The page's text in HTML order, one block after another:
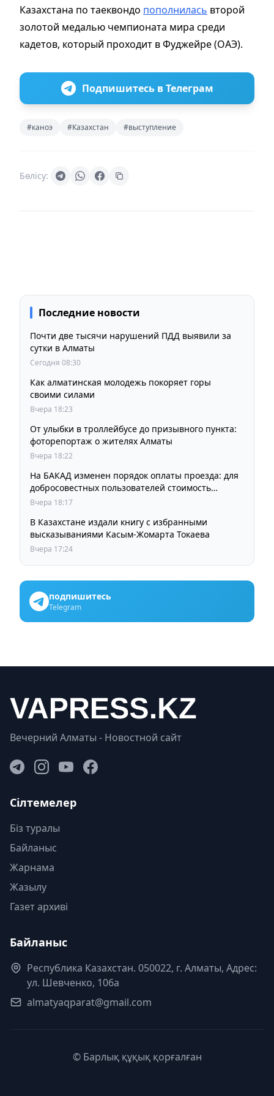
Казахстана по таеквондо пополнилась второй
золотой медалью чемпионата мира среди
кадетов, который проходит в Фуджейре (ОАЭ).
Подпишитесь в Телеграм
#каноэ #Казахстан #выступление
Бөлісу:
Последние новости
Почти две тысячи нарушений ПДД выявили за
сутки в Алматы
Сегодня 08:30
Как алматинская молодежь покоряет горы
своими силами
Вчера 18:23
От улыбки в троллейбусе до призывного пункта:
фоторепортаж о жителях Алматы
Вчера 18:22
На БАКАД изменен порядок оплаты проезда: для
добросовестных пользователей стоимость
остается прежней
Вчера 18:17
В Казахстане издали книгу с избранными
высказываниями Касым-Жомарта Токаева
Вчера 17:24
подпишитесь
Telegram
Вечерний Алматы - Новостной сайт
Сілтемелер
Біз туралы
Байланыс
Жарнама
Жазылу
Газет архиві
Байланыс
Республика Казахстан. 050022, г. Алматы, Адрес:
ул. Шевченко, 106а
almatyaqparat@gmail.com
© Барлық құқық қорғалған